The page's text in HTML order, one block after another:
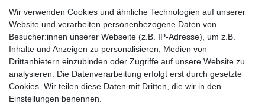
Wir verwenden Cookies und ähnliche Technologien auf unserer
Website und verarbeiten personenbezogene Daten von
Besucher:innen unserer Webseite (z.B. IP-Adresse), um z.B.
Inhalte und Anzeigen zu personalisieren, Medien von
Drittanbietern einzubinden oder Zugriffe auf unsere Website zu
analysieren. Die Datenverarbeitung erfolgt erst durch gesetzte
Cookies. Wir teilen diese Daten mit Dritten, die wir in den
Einstellungen benennen.